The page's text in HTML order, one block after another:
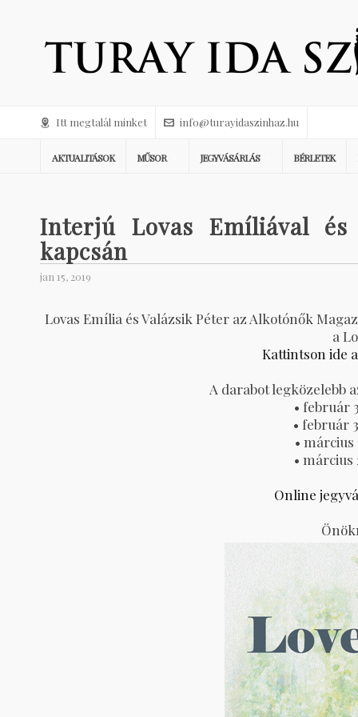
Itt megtalál minket info@turayidaszinhaz.hu
AKTUALITÁSOK MŰSOR JEGYVÁSÁRLÁS BÉRLETEK
Interjú Lovas Emíliával
kapcsán
jan 15, 2019
Lovas Emília és Valázsik Péter az Alkotónők
a
Kattintson ide
A darabot legközelebb
• február
• február
• március
• március
Online